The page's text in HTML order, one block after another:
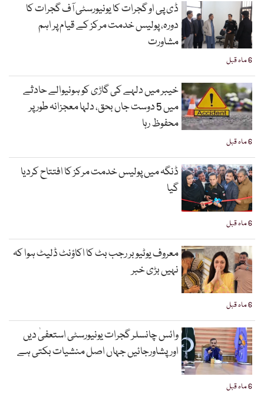
6 ماہ قبل
ڈی پی او گجرات کا یونیورسٹی آف گجرات کا
دورہ، پولیس خدمت مرکز کے قیام پر اہم
مشاورت
6 ماہ قبل
خیبر میں دلہے کی گاڑی کو ہونیوالے حادثے
میں 5 دوست جاں بحق، دلہا معجزانہ طور پر
محفوظ رہا
6 ماہ قبل
ڈنگہ میں پولیس خدمت مرکز کا افتتاح کردیا
گیا
6 ماہ قبل
معروف یوٹیوبر رجب بٹ کا اکاؤنٹ ڈلیٹ ہوا کہ
نہیں بڑی خبر
6 ماہ قبل
وائس چانسلر گجرات یونیورسٹی استعفیٰ دیں
اورپشاورجائیں جہاں اصل منشیات بکتی ہے